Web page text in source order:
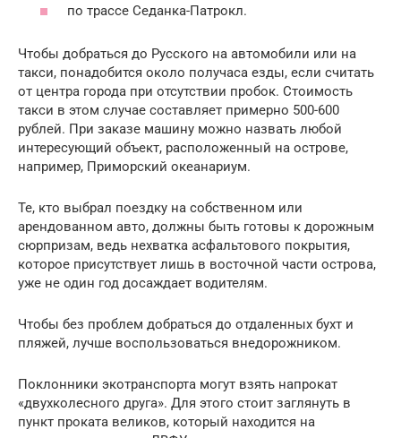
по трассе Седанка-Патрокл.
Чтобы добраться до Русского на автомобили или на
такси, понадобится около получаса езды, если считать
от центра города при отсутствии пробок. Стоимость
такси в этом случае составляет примерно 500-600
рублей. При заказе машину можно назвать любой
интересующий объект, расположенный на острове,
например, Приморский океанариум.
Те, кто выбрал поездку на собственном или
арендованном авто, должны быть готовы к дорожным
сюрпризам, ведь нехватка асфальтового покрытия,
которое присутствует лишь в восточной части острова,
уже не один год досаждает водителям.
Чтобы без проблем добраться до отдаленных бухт и
пляжей, лучше воспользоваться внедорожником.
Поклонники экотранспорта могут взять напрокат
«двухколесного друга». Для этого стоит заглянуть в
пункт проката великов, который находится на